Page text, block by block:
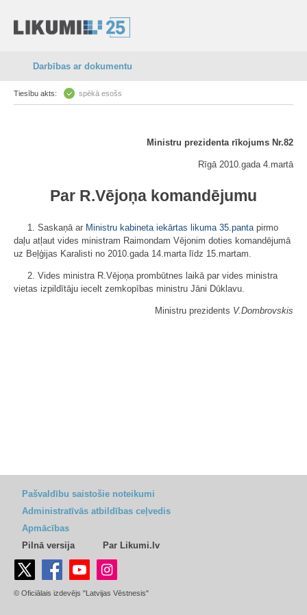
Darbības ar dokumentu
Tiesību akts: spēkā esošs
Ministru prezidenta rīkojums Nr.82
Rīgā 2010.gada 4.martā
Par R.Vējoņa komandējumu
1. Saskaņā ar Ministru kabineta iekārtas likuma 35.pantapirmo
daļu atļaut vides ministram Raimondam Vējonim doties komandējumā
uz Beļģijas Karalisti no 2010.gada 14.marta līdz 15.martam.
2. Vides ministra R.Vējoņa prombūtnes laikā par vides ministra
vietas izpildītāju iecelt zemkopības ministru Jāni Dūklavu.
Ministru prezidents V.Dombrovskis
Pašvaldību saistošie noteikumi
Administratīvās atbildības ceļvedis
Apmācības
Pilnā versija
Par Likumi.lv
© Oficiālais izdevējs "Latvijas Vēstnesis"